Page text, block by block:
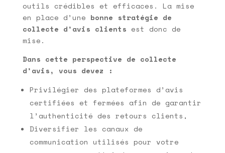
outils crédibles et efficaces. La mise
en place d’une bonne stratégie de
collecte d’avis clients est donc de
mise.
Dans cette perspective de collecte
d’avis, vous devez :
Privilégier des plateformes d’avis
certifiées et fermées afin de garantir
l’authenticité des retours clients,
Diversifier les canaux de
communication utilisés pour votre